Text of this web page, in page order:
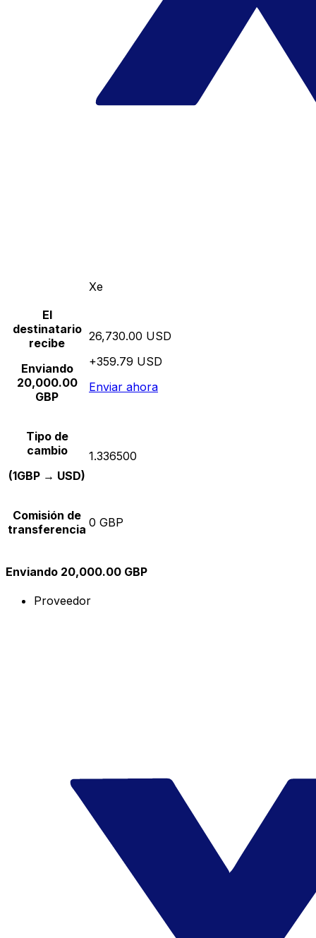
Xe
El
destinatario
recibe
Enviando
20,000.00
GBP
26,730.00 USD
+359.79 USD
Enviar ahora
Tipo de
cambio
(1GBP → USD)
1.336500
Comisión de
transferencia 0 GBP
Enviando 20,000.00 GBP
Proveedor